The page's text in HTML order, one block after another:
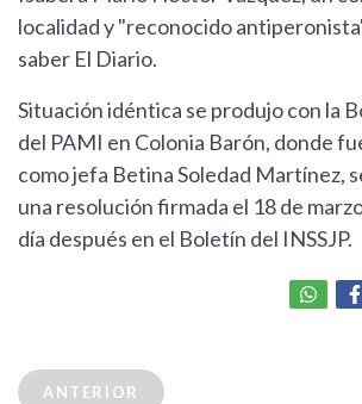
localidad y "reconocido
saber El Diario.
Situación idéntica se produjo con la
del PAMI en Colonia Barón, donde
como jefa Betina Soledad Martínez,
una resolución firmada el 18 de
día después en el Boletín del INSSJP.
ANTERIOR